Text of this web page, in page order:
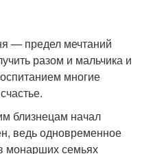
— предел мечтаний
разом и мальчика и
многие
близнецам начал
ведь одновременное
монарших семьях